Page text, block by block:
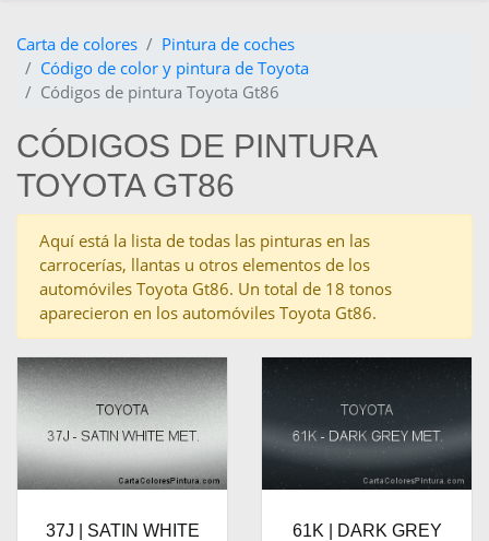
Carta de colores
Pintura de coches
Código de color y pintura de Toyota
Códigos de pintura Toyota Gt86
CÓDIGOS DE PINTURA
TOYOTA GT86
Aquí está la lista de todas las pinturas en las
carrocerías, llantas u otros elementos de los
automóviles Toyota Gt86. Un total de 18 tonos
aparecieron en los automóviles Toyota Gt86.
37J | SATIN WHITE
61K | DARK GREY